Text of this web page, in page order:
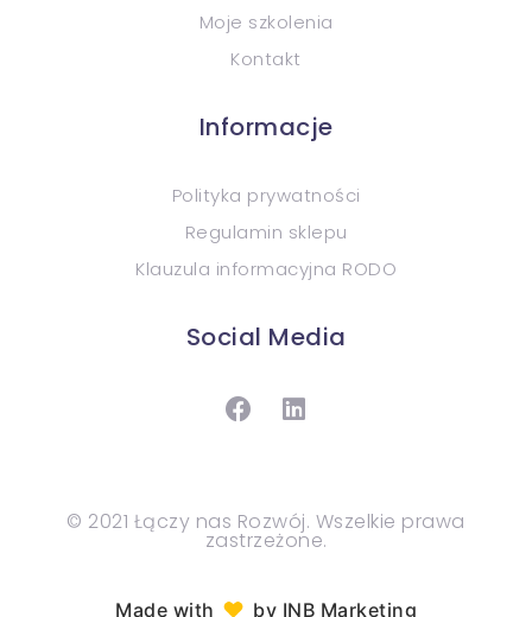
Moje szkolenia
Kontakt
Informacje
Polityka prywatności
Regulamin sklepu
Klauzula informacyjna RODO
Social Media
© 2021 Łączy nas Rozwój. Wszelkie prawa
zastrzeżone.
Made with ♥︎ by INB Marketing